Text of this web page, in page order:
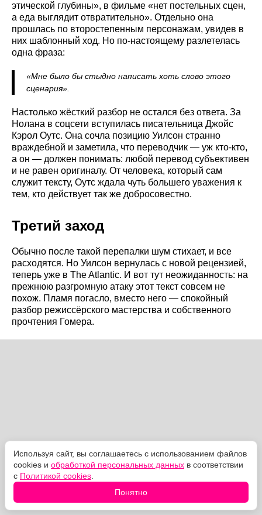
этической глубины», в фильме «нет постельных сцен,
а еда выглядит отвратительно». Отдельно она
прошлась по второстепенным персонажам, увидев в
них шаблонный ход. Но по-настоящему разлетелась
одна фраза:
«Мне было бы стыдно написать хоть слово этого
сценария».
Настолько жёсткий разбор не остался без ответа. За
Нолана в соцсети вступилась писательница Джойс
Кэрол Оутс. Она сочла позицию Уилсон странно
враждебной и заметила, что переводчик — уж кто-кто,
а он — должен понимать: любой перевод субъективен
и не равен оригиналу. От человека, который сам
служит тексту, Оутс ждала чуть большего уважения к
тем, кто действует так же добросовестно.
Третий заход
Обычно после такой перепалки шум стихает, и все
расходятся. Но Уилсон вернулась с новой рецензией,
теперь уже в The Atlantic. И вот тут неожиданность: на
прежнюю разгромную атаку этот текст совсем не
похож. Пламя погасло, вместо него — спокойный
разбор режиссёрского мастерства и собственного
прочтения Гомера.
Используя сайт, вы соглашаетесь с использованием файлов
cookies и обработкой персональных данных в соответствии
с Политикой cookies
Понятно